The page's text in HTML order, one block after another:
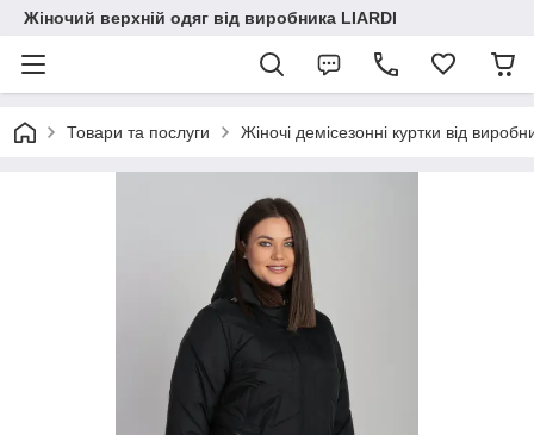
Жіночий верхній одяг від виробника LIARDI
Товари та послуги Жіночі демісезонні куртки від